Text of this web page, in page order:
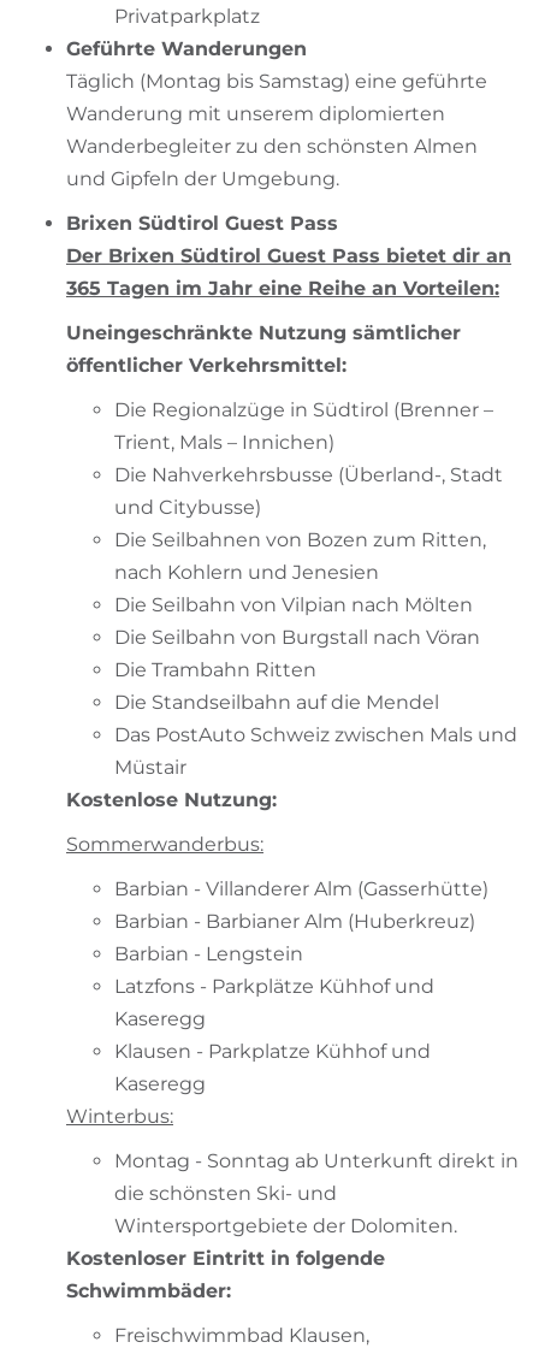
Privatparkplatz
Geführte Wanderungen
Täglich (Montag bis Samstag) eine geführte
Wanderung mit unserem diplomierten
Wanderbegleiter zu den schönsten Almen
und Gipfeln der Umgebung.
Brixen Südtirol Guest Pass
Der Brixen Südtirol Guest Pass bietet dir an
365 Tagen im Jahr eine Reihe an Vorteilen:
Uneingeschränkte Nutzung sämtlicher
öffentlicher Verkehrsmittel:
Die Regionalzüge in Südtirol (Brenner –
Trient, Mals – Innichen)
Die Nahverkehrsbusse (Überland-, Stadt
und Citybusse)
Die Seilbahnen von Bozen zum Ritten,
nach Kohlern und Jenesien
Die Seilbahn von Vilpian nach Mölten
Die Seilbahn von Burgstall nach Vöran
Die Trambahn Ritten
Die Standseilbahn auf die Mendel
Das PostAuto Schweiz zwischen Mals und
Müstair
Kostenlose Nutzung:
Sommerwanderbus:
Barbian - Villanderer Alm (Gasserhütte)
Barbian - Barbianer Alm (Huberkreuz)
Barbian - Lengstein
Latzfons - Parkplätze Kühhof und
Kaseregg
Klausen - Parkplatze Kühhof und
Kaseregg
Winterbus:
Montag - Sonntag ab Unterkunft direkt in
die schönsten Ski- und
Wintersportgebiete der Dolomiten.
Kostenloser Eintritt in folgende
Schwimmbäder:
Freischwimmbad Klausen,